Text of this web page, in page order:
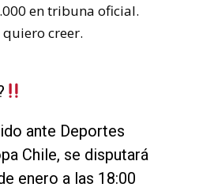
en tribuna oficial.
quiero creer.
ante Deportes
Chile, se disputará
enero a las 18:00